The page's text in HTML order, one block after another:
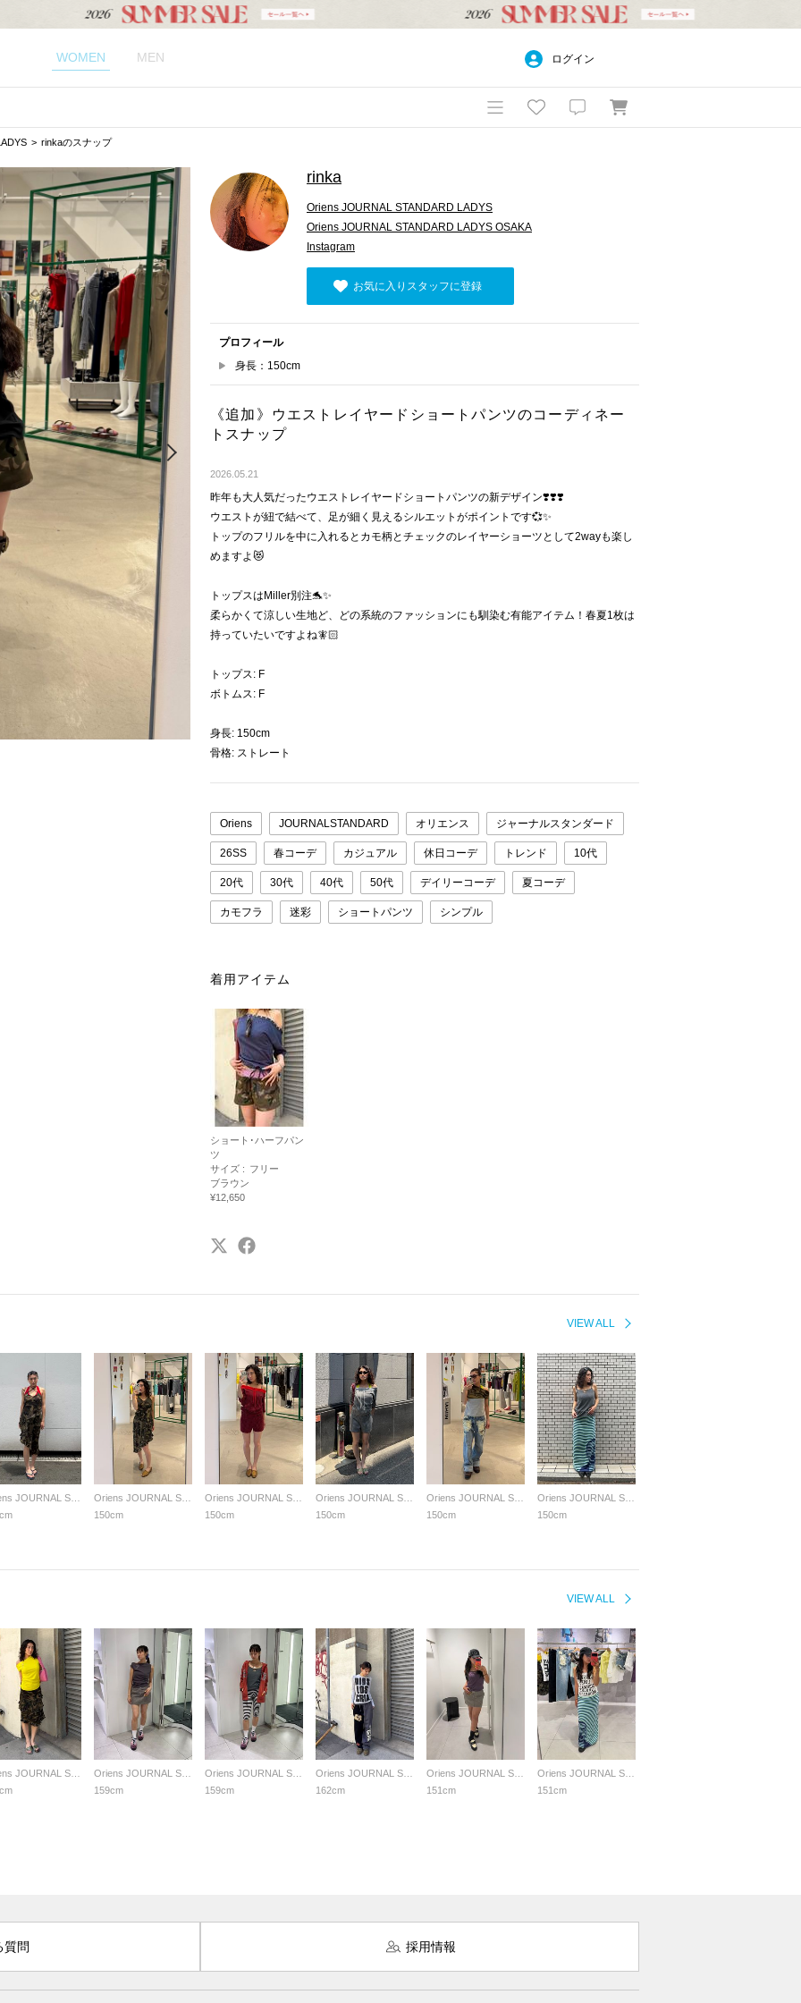
WOMEN MEN ログイン
rinkaのスナップ
rinka
Oriens JOURNAL STANDARD LADYS
Oriens JOURNAL STANDARD LADYS OSAKA
Instagram
お気に入りスタッフに登録
プロフィール
身長：150cm
《追加》ウエストレイヤードショートパンツのコーディネー
トスナップ
2026.05.21
昨年も大人気だったウエストレイヤードショートパンツの新デザイン❣️❣️❣️
ウエストが紐で結べて、足が細く見えるシルエットがポイントです💞✨
トップのフリルを中に入れるとカモ柄とチェックのレイヤーショーツとして2wayも楽し
めますよ😻
トップスはMiller別注🐬✨
柔らかくて涼しい生地ど、どの系統のファッションにも馴染む有能アイテム！春夏1枚は
持っていたいですよね🧚🏻
トップス: F
ボトムス: F
身長: 150cm
骨格: ストレート
Oriens JOURNALSTANDARD オリエンス ジャーナルスタンダード
26SS 春コーデ カジュアル 休日コーデ トレンド 10代
20代 30代 40代 50代 デイリーコーデ 夏コーデ
カモフラ 迷彩 ショートパンツ シンプル
着用アイテム
ショート･ハーフパン
ツ
サイズ : フリー
ブラウン
¥12,650
VIEW ALL
150cm
150cm
150cm
150cm
150cm
VIEW ALL
159cm
159cm
162cm
151cm
151cm
質問 採用情報